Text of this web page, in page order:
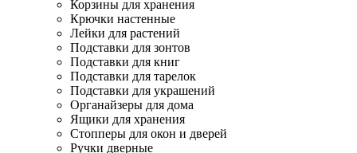
Корзины для хранения
Крючки настенные
Лейки для растений
Подставки для зонтов
Подставки для книг
Подставки для тарелок
Подставки для украшений
Органайзеры для дома
Ящики для хранения
Стопперы для окон и дверей
Ручки дверные